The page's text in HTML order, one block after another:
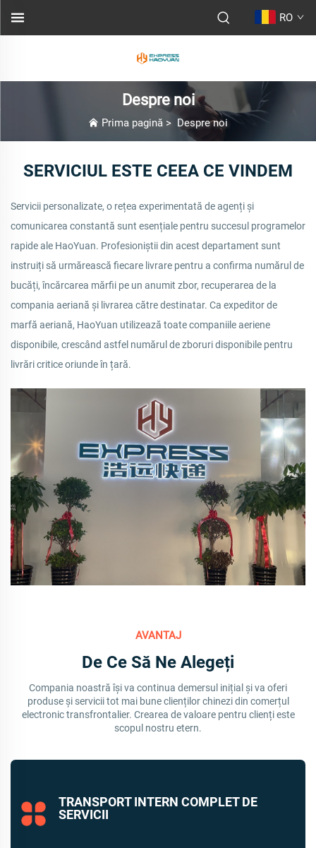
RO
Despre noi
Prima pagină > Despre noi
SERVICIUL ESTE CEEA CE VINDEM
Servicii personalizate, o rețea experimentată de agenți și
comunicarea constantă sunt esențiale pentru succesul programelor
rapide ale HaoYuan. Profesioniștii din acest departament sunt
instruiți să urmărească fiecare livrare pentru a confirma numărul de
bucăți, încărcarea mărfii pe un anumit zbor, recuperarea de la
compania aeriană și livrarea către destinatar. Ca expeditor de
marfă aeriană, HaoYuan utilizează toate companiile aeriene
disponibile, crescând astfel numărul de zboruri disponibile pentru
livrări critice oriunde în țară.
AVANTAJ
De Ce Să Ne Alegeți
Compania noastră își va continua demersul inițial și va oferi
produse și servicii tot mai bune clienților chinezi din comerțul
electronic transfrontalier. Crearea de valoare pentru clienți este
scopul nostru etern.
TRANSPORT INTERN COMPLET DE
SERVICII